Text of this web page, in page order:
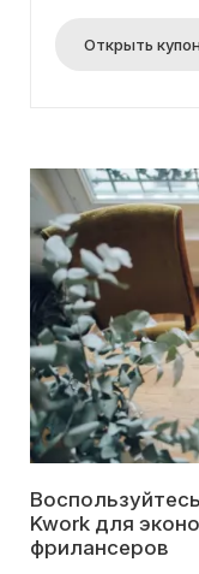
Открыть купон
Kwork для
фрилансеров